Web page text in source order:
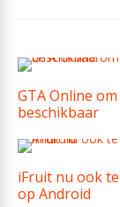
GTA Online om
beschikbaar
iFruit nu ook
op Android